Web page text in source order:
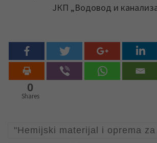
ЈКП „Водовод и
0
Shares
"Hemijski materijal i oprema